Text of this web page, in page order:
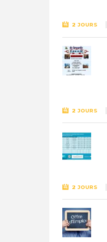
2 JOURS
2 JOURS
2 JOURS